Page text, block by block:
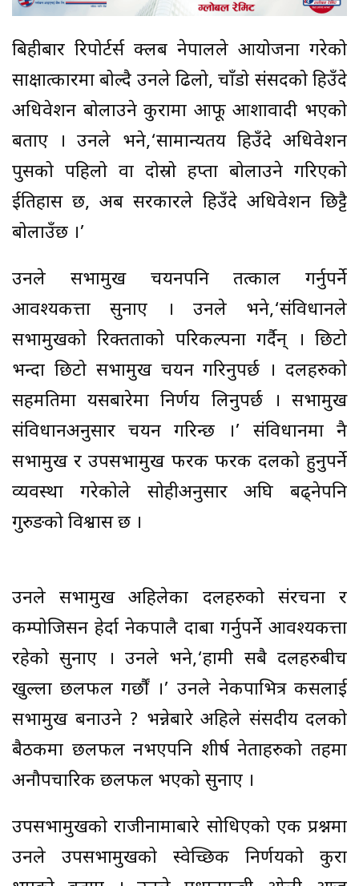
बिहीबार रिपोर्टर्स क्लब नेपालले आयोजना गरेको
साक्षात्कारमा बोल्दै उनले ढिलो, चाँडो संसदको हिउँदे
अधिवेशन बोलाउने कुरामा आफू आशावादी भएको
बताए । उनले भने,‘सामान्यतय हिउँदे अधिवेशन
पुसको पहिलो वा दोस्रो हप्ता बोलाउने गरिएको
ईतिहास छ, अब सरकारले हिउँदे अधिवेशन छिट्टै
बोलाउँछ ।’
उनले सभामुख चयनपनि तत्काल गर्नुपर्ने
आवश्यकत्ता सुनाए । उनले भने,‘संविधानले
सभामुखको रिक्तताको परिकल्पना गर्दैन् । छिटो
भन्दा छिटो सभामुख चयन गरिनुपर्छ । दलहरुको
सहमतिमा यसबारेमा निर्णय लिनुपर्छ । सभामुख
संविधानअनुसार चयन गरिन्छ ।’ संविधानमा नै
सभामुख र उपसभामुख फरक फरक दलको हुनुपर्ने
व्यवस्था गरेकोले सोहीअनुसार अघि बढ्नेपनि
गुरुङको विश्वास छ ।
उनले सभामुख अहिलेका दलहरुको संरचना र
कम्पोजिसन हेर्दा नेकपालै दाबा गर्नुपर्ने आवश्यकत्ता
रहेको सुनाए । उनले भने,‘हामी सबै दलहरुबीच
खुल्ला छलफल गर्छौं ।’ उनले नेकपाभित्र कसलाई
सभामुख बनाउने ? भन्नेबारे अहिले संसदीय दलको
बैठकमा छलफल नभएपनि शीर्ष नेताहरुको तहमा
अनौपचारिक छलफल भएको सुनाए ।
उपसभामुखको राजीनामाबारे सोधिएको एक प्रश्नमा
उनले उपसभामुखको स्वेच्छिक निर्णयको कुरा